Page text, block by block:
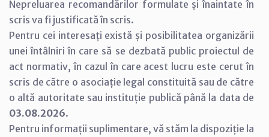
Nepreluarea recomandărilor formulate și înaintate în
scris va fi justificată în scris.
Pentru cei interesați există și posibilitatea organizării
unei întâlniri în care să se dezbată public proiectul de
act normativ, în cazul în care acest lucru este cerut în
scris de către o asociație legal constituită sau de către
o altă autoritate sau instituție publică până la data de
03.08.2026.
Pentru informații suplimentare, vă stăm la dispoziție la